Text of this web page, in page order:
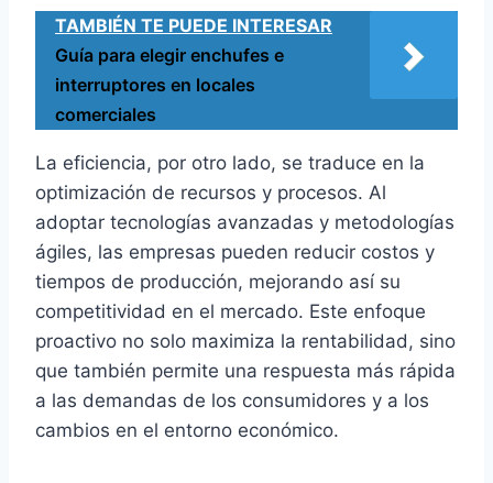
TAMBIÉN TE PUEDE INTERESAR
Guía para elegir enchufes e
interruptores en locales
comerciales
La eficiencia, por otro lado, se traduce en la
optimización de recursos y procesos. Al
adoptar tecnologías avanzadas y metodologías
ágiles, las empresas pueden reducir costos y
tiempos de producción, mejorando así su
competitividad en el mercado. Este enfoque
proactivo no solo maximiza la rentabilidad, sino
que también permite una respuesta más rápida
a las demandas de los consumidores y a los
cambios en el entorno económico.